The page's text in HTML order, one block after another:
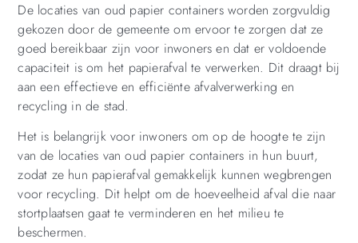
De locaties van oud papier containers worden zorgvuldig
gekozen door de gemeente om ervoor te zorgen dat ze
goed bereikbaar zijn voor inwoners en dat er voldoende
capaciteit is om het papierafval te verwerken. Dit draagt bij
aan een effectieve en efficiënte afvalverwerking en
recycling in de stad.
Het is belangrijk voor inwoners om op de hoogte te zijn
van de locaties van oud papier containers in hun buurt,
zodat ze hun papierafval gemakkelijk kunnen wegbrengen
voor recycling. Dit helpt om de hoeveelheid afval die naar
stortplaatsen gaat te verminderen en het milieu te
beschermen.